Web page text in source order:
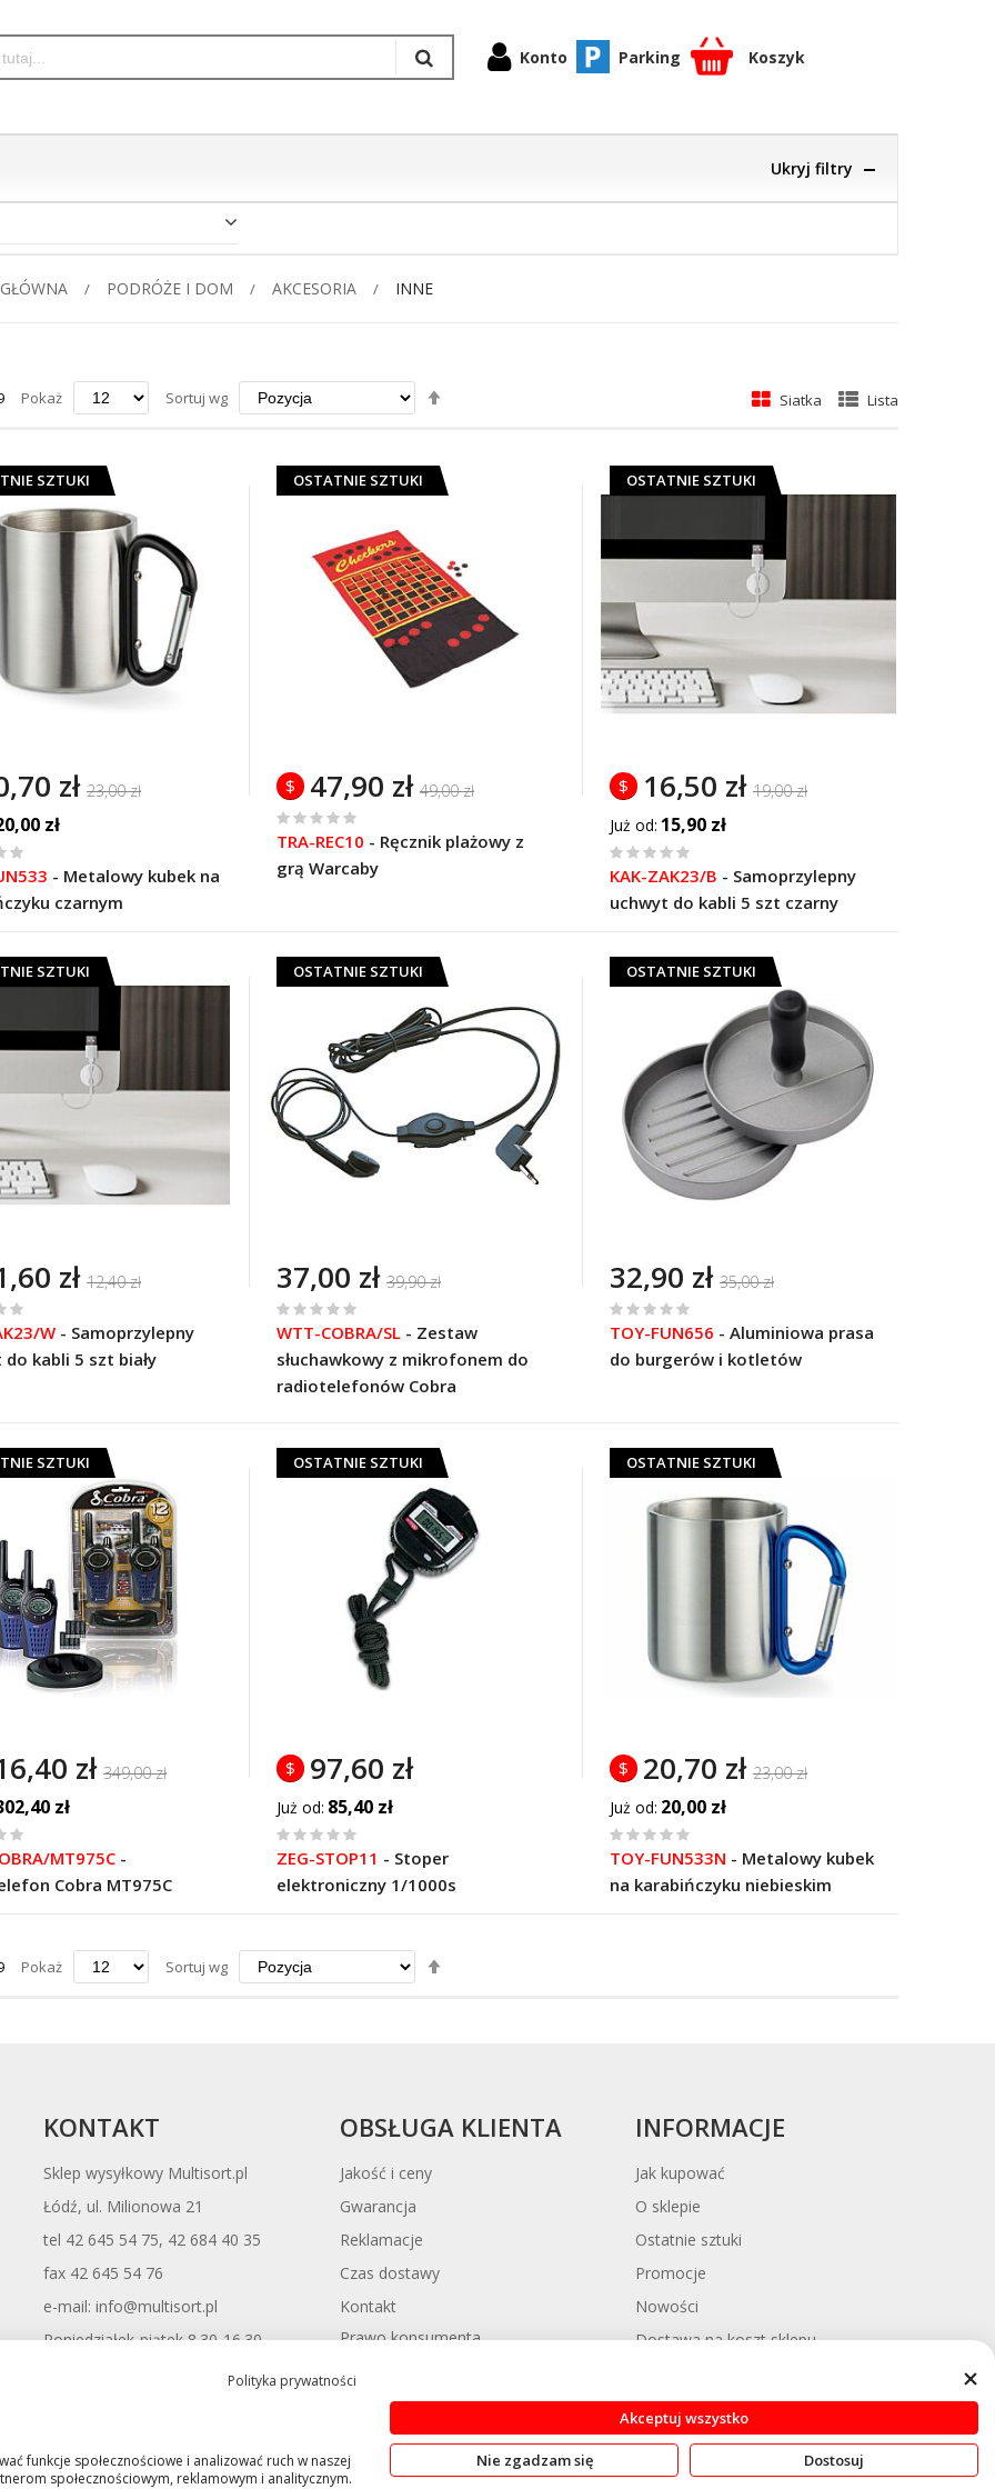
Konto Parking Koszyk
Ukryj filtry
PODRÓŻE I DOM AKCESORIA INNE
Siatka Lista
Pokaż Sortuj wg
SZTUKI
zł 23,00 zł
zł
- Metalowy kubek na
czarnym
OSTATNIE SZTUKI
47,90 zł 49,00 zł
$
%
100
TRA-REC10 - Ręcznik plażowy z
grą Warcaby
OSTATNIE SZTUKI
16,50 zł 19,00 zł
$
Już od 15,90 zł
%
100
KAK-ZAK23/B - Samoprzylepny
uchwyt do kabli 5 szt czarny
SZTUKI
zł 12,40 zł
W - Samoprzylepny
do kabli 5 szt biały
OSTATNIE SZTUKI
37,00 zł 39,90 zł
%
of
100
WTT-COBRA/SL- Zestaw
słuchawkowy z mikrofonem do
radiotelefonów Cobra
OSTATNIE SZTUKI
32,90 zł 35,00 zł
%
of
100
TOY-FUN656 - Aluminiowa prasa
do burgerów i kotletów
SZTUKI
zł 349,00 zł
zł
MT975C -
Cobra MT975C
OSTATNIE SZTUKI
97,60 zł
$
Już od 85,40 zł
%
of
100
ZEG-STOP11 - Stoper
elektroniczny 1/1000s
OSTATNIE SZTUKI
20,70 zł 23,00 zł
$
Już od 20,00 zł
%
100
TOY-FUN533N - Metalowy kubek
na karabińczyku niebieskim
Pokaż Sortuj wg
KONTAKT
Sklep wysyłkowy Multisort.pl
Łódź, ul. Milionowa 21
tel 42 645 54 75, 42 684 40 35
fax 42 645 54 76
e-mail: info@multisort.pl
Poniedziałek-piątek 8.30-16.30
OBSŁUGA KLIENTA
Jakość i ceny
Gwarancja
Reklamacje
Czas dostawy
Kontakt
Prawo konsumenta
INFORMACJE
Jak kupować
O sklepie
Ostatnie sztuki
Promocje
Nowości
Dostawa na koszt sklepu
Blog
Polityka prywatności
funkcje społecznościowe i analizować ruch w naszej
społecznościowym, reklamowym i analitycznym.
Akceptuj wszystko
Nie zgadzam się Dostosuj